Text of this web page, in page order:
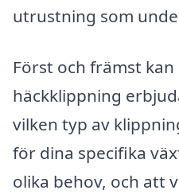
utrustning som
Först och främst
häckklippning
vilken typ av
för dina specifika
olika behov, och att